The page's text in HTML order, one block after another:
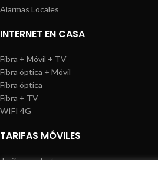
Alarmas Locales
INTERNET EN CASA
Fibra + Móvil + TV
Fibra óptica + Móvil
Fibra óptica
Fibra + TV
WIFI 4G
TARIFAS MÓVILES
Tarifas contrato